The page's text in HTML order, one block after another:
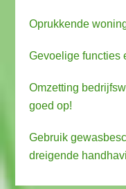
Oprukkende
Gevoelige functies
Omzetting
goed op!
Gebruik
dreigende